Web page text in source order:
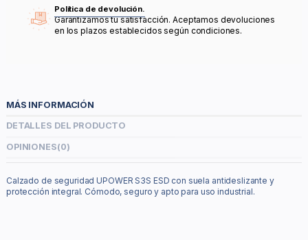
Política de devolución.
Garantizamos tu satisfacción. Aceptamos devoluciones
en los plazos establecidos según condiciones.
MÁS INFORMACIÓN
DETALLES DEL PRODUCTO
OPINIONES(0)
Calzado de seguridad UPOWER S3S ESD con suela antideslizante y
protección integral. Cómodo, seguro y apto para uso industrial.